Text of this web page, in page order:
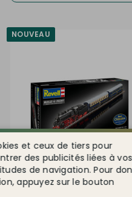
NOUVEAU
et ceux de tiers pour
des publicités liées à vos
de navigation. Pour
appuyez sur le bouton